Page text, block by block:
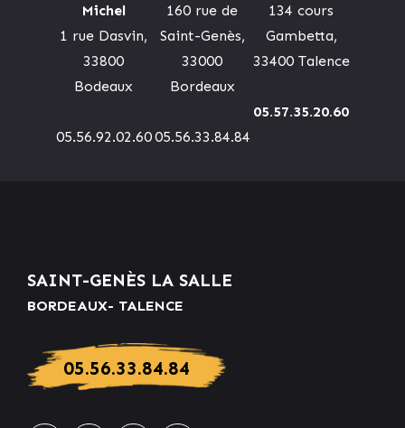
Michel
1 rue Dasvin,
33800
Bodeaux
05.56.92.02.60
160 rue de
Saint-Genès,
33000
Bordeaux
05.56.33.84.84
134 cours
Gambetta,
33400 Talence
05.57.35.20.60
SAINT-GENÈS LA SALLE
BORDEAUX- TALENCE
05.56.33.84.84